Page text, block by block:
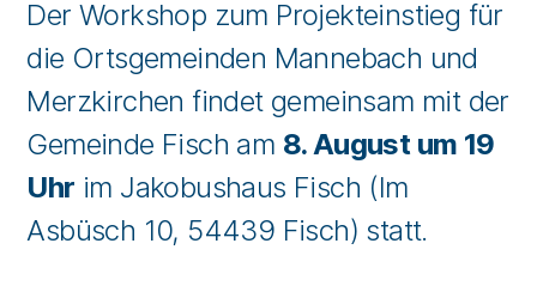
Der Workshop zum Projekteinstieg für
die Ortsgemeinden Mannebach und
Merzkirchen findet gemeinsam mit der
Gemeinde Fisch am 8. August um 19
Uhr im Jakobushaus Fisch (Im
Asbüsch 10, 54439 Fisch) statt.